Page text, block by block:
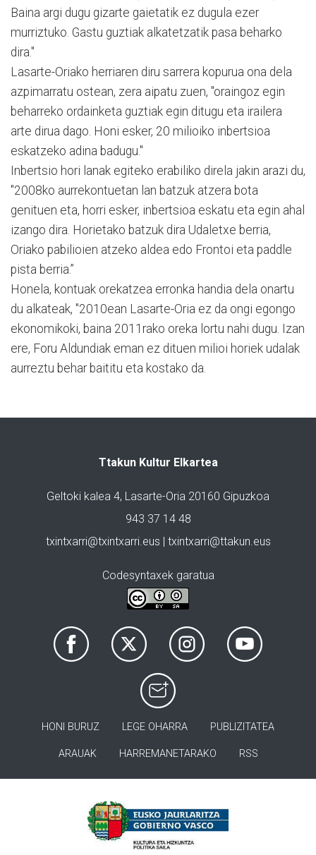
Baina argi dugu gizarte gaietatik ez dugula ezer
murriztuko. Gastu guztiak alkatetzatik pasa beharko
dira."
Lasarte-Oriako herriaren diru sarrera kopurua ona dela
azpimarratu ostean, zera aipatu zuen, "oraingoz egin
beharreko ordainketa guztiak egin ditugu eta irailera
arte dirua dago. Honi esker, 20 milioiko inbertsioa
eskatzeko adina badugu."
Inbertsio hori lanak egiteko erabiliko direla jakin arazi du,
"2008ko aurrekontuetan lan batzuk atzera bota
genituen eta, horri esker, inbertsioa eskatu eta egin ahal
izango dira. Horietako batzuk dira Udaletxe berria,
Oriako pabilioien atzeko aldea edo Frontoi eta paddle
pista berria.”
Honela, kontuak orekatzea erronka handia dela onartu
du alkateak, "2010ean Lasarte-Oria ez da ongi egongo
ekonomikoki, baina 2011rako oreka lortu nahi dugu. Izan
ere, Foru Aldundiak eman ez dituen milioi horiek udalak
aurreztu behar baititu eta kostako da.
Ttakun Kultur Elkartea
Geltoki kalea 4, Lasarte-Oria 20160 Gipuzkoa
943 37 14 48
txintxarri@txintxarri.eus | txintxarri@ttakun.eus
Codesyntaxek garatua
HONI BURUZ LEGE OHARRA PUBLIZITATEA
ARAUAK HARREMANETARAKO RSS